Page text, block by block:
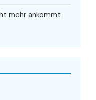
mehr ankommt